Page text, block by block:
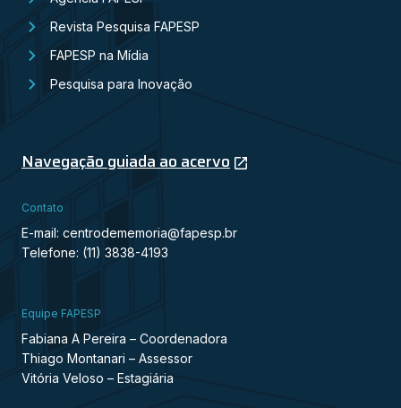
Revista Pesquisa FAPESP
FAPESP na Mídia
Pesquisa para Inovação
Navegação guiada ao acervo
Contato
E-mail: centrodememoria@fapesp.br
Telefone: (11) 3838-4193
Equipe FAPESP
Fabiana A Pereira – Coordenadora
Thiago Montanari – Assessor
Vitória Veloso – Estagiária